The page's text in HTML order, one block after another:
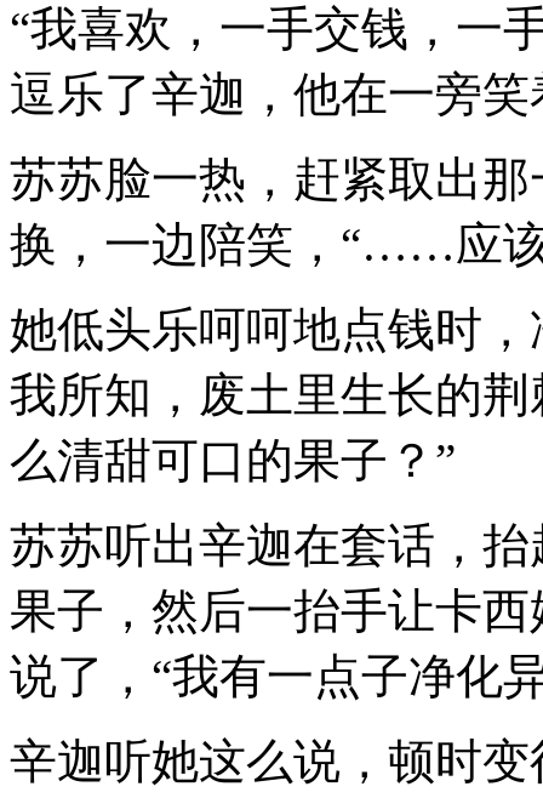
“我喜欢，一手交钱，一
逗乐了辛迦，他在一旁
苏苏脸一热，赶紧取出
换，一边陪笑，“……应
她低头乐呵呵地点钱时
我所知，废土里生长的
么清甜可口的果子？”
苏苏听出辛迦在套话，
果子，然后一抬手让卡
说了，“我有一点子净化
辛迦听她这么说，顿时